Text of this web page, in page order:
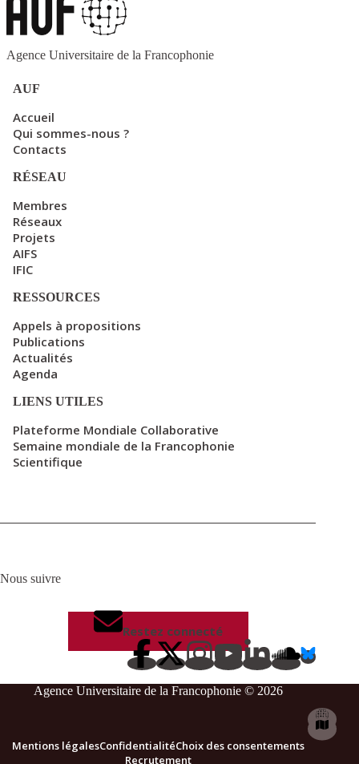
Agence Universitaire de la Francophonie
AUF
Accueil
Qui sommes-nous ?
Contacts
RÉSEAU
Membres
Réseaux
Projets
AIFS
IFIC
RESSOURCES
Appels à propositions
Publications
Actualités
Agenda
LIENS UTILES
Plateforme Mondiale Collaborative
Semaine mondiale de la Francophonie
Scientifique
Nous suivre
Restez connecté
Agence Universitaire de la Francophonie © 2026
Mentions légalesConfidentialitéChoix des consentements
Recrutement